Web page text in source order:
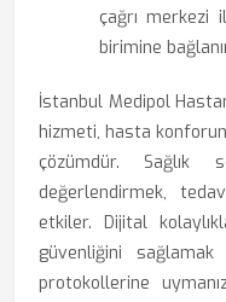
çağrı merkezi
birimine
İstanbul Medipol
hizmeti, hasta
çözümdür. Sağlık
değerlendirmek,
etkiler. Dijital
güvenliğini
protokollerine